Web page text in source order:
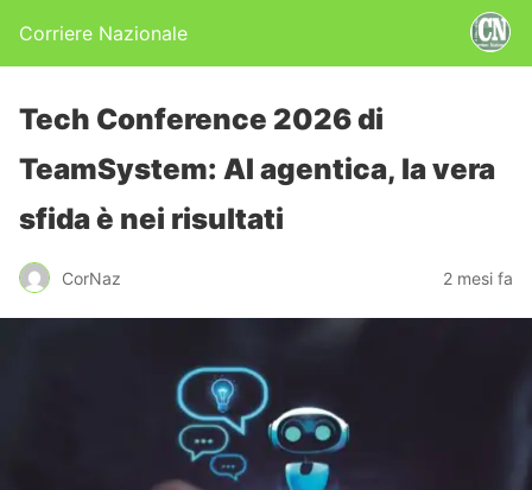
Corriere Nazionale
Tech Conference 2026 di
TeamSystem: AI agentica, la vera
sfida è nei risultati
CorNaz 2 mesi fa